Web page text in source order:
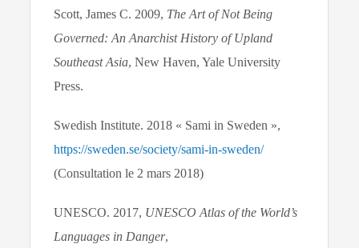
Scott, James C. 2009, The Art of Not Being
Governed: An Anarchist History of Upland
Southeast Asia, New Haven, Yale University
Press.
Swedish Institute. 2018 « Sami in Sweden »,
https://sweden.se/society/sami-in-sweden/
(Consultation le 2 mars 2018)
UNESCO. 2017, UNESCO Atlas of the World’s
Languages in Danger,